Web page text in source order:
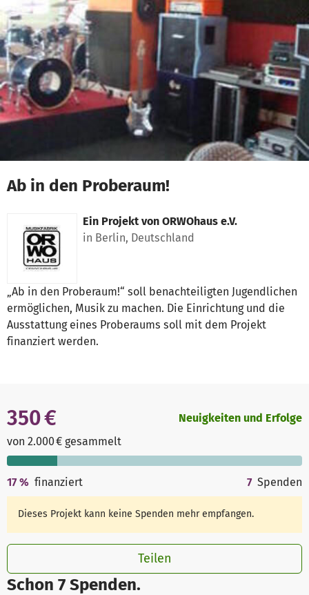
Zum Hauptinhalt springen
Erklärung zur Barrierefreiheit anzeigen
Ab in den Proberaum!
Ein Projekt von ORWOhaus e.V.
in Berlin, Deutschland
„Ab in den Proberaum!“ soll benachteiligten Jugendlichen
ermöglichen, Musik zu machen. Die Einrichtung und die
Ausstattung eines Proberaums soll mit dem Projekt
finanziert werden.
Schon 7 Spenden.
350 €
von 2.000 € gesammelt
Neuigkeiten und Erfolge
17% finanziert 7 Spenden
Dieses Projekt kann keine Spenden mehr empfangen.
Teilen